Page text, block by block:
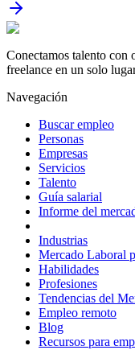
Conectamos talento con
freelance en un solo
Navegación
Buscar empleo
Personas
Empresas
Servicios
Talento
Guía salarial
Informe del
Industrias
Mercado Laboral
Habilidades
Profesiones
Tendencias del
Empleo remoto
Blog
Recursos para